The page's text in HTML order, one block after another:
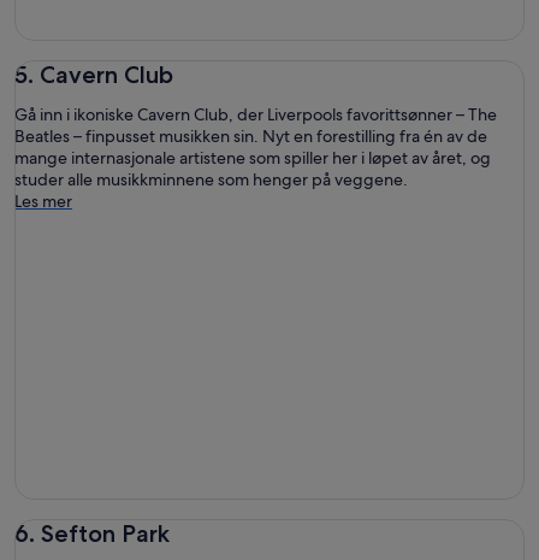
5. Cavern Club
Gå inn i ikoniske Cavern Club, der Liverpools favorittsønner – The
Beatles – finpusset musikken sin. Nyt en forestilling fra én av de
mange internasjonale artistene som spiller her i løpet av året, og
studer alle musikkminnene som henger på veggene.
Les mer
6. Sefton Park